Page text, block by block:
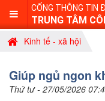
CỔNG THÔNG TIN
TRUNG TÂM
Kinh tế - xã hội
Giúp ngủ ngon
Thứ tư - 27/05/2026